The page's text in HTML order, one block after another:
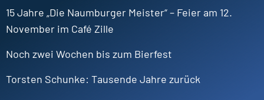
15 Jahre „Die Naumburger Meister“ – Feier am 12.
November im Café Zille
Noch zwei Wochen bis zum Bierfest
Torsten Schunke Tausende Jahre zurück